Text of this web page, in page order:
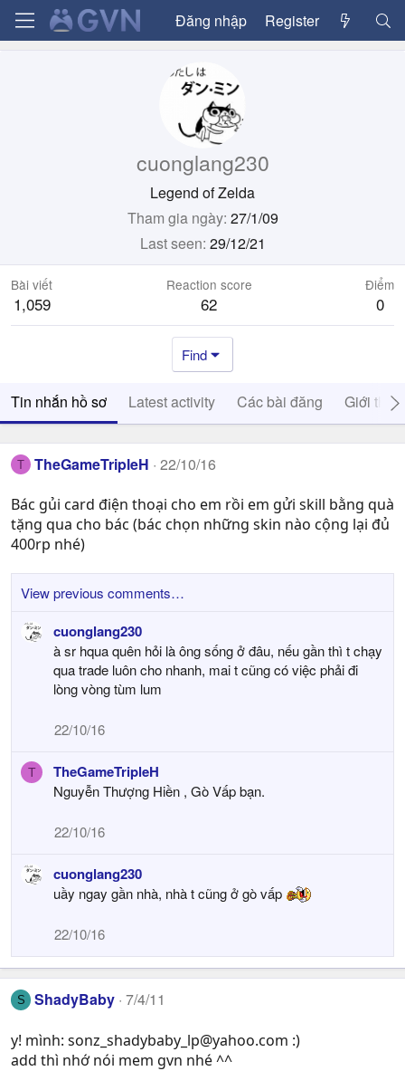
Đăng nhập Register
cuonglang230
Legend of Zelda
Tham gia ngày 27/1/09
Last seen 29/12/21
Bài viết
1,059
Reaction score
62
Điểm
0
Find
Tin nhắn hồ sơ Latest activity Các bài đăng Giới thiệu
T TheGameTripleH 22/10/16
Bác gủi card điện thoại cho em rồi em gửi skill bằng quà
tặng qua cho bác (bác chọn những skin nào cộng lại đủ
400rp nhé)
View previous comments…
cuonglang230
à sr hqua quên hỏi là ông sống ở đâu, nếu gần thì t chạy
qua trade luôn cho nhanh, mai t cũng có việc phải đi
lòng vòng tùm lum
22/10/16
T TheGameTripleH
Nguyễn Thượng Hiền , Gò Vấp bạn.
22/10/16
cuonglang230
uầy ngay gần nhà, nhà t cũng ở gò vấp
22/10/16
S ShadyBaby 7/4/11
y! mình: sonz_shadybaby_lp@yahoo.com :)
add thì nhớ nói mem gvn nhé ^^